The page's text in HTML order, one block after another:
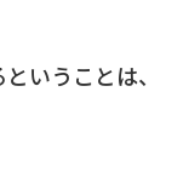
いうことは、